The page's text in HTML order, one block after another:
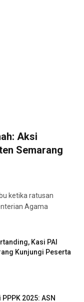
Aksi
Semarang
ketika ratusan
Agama
Kasi PAI
Kunjungi Peserta
2025: ASN